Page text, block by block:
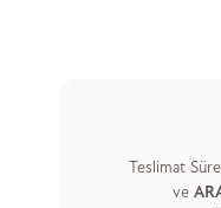
Teslimat
ve